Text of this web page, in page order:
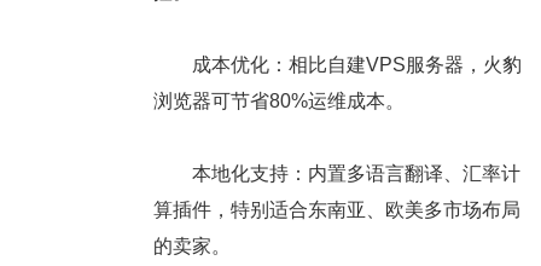
成本优化：相比自建VPS服务器，火豹
浏览器可节省80%运维成本。
本地化支持：内置多语言翻译、汇率计
算插件，特别适合东南亚、欧美多市场布局
的卖家。